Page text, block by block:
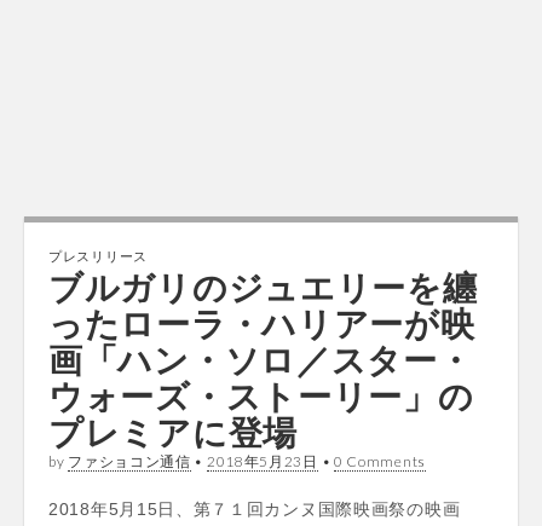
プレスリリース
ブルガリのジュエリーを纏
ったローラ・ハリアーが映
画「ハン・ソロ／スター・
ウォーズ・ストーリー」の
プレミアに登場
by ファショコン通信 • 2018年5月23日 • 0 Comments
2018年5月15日、第７１回カンヌ国際映画祭の映画